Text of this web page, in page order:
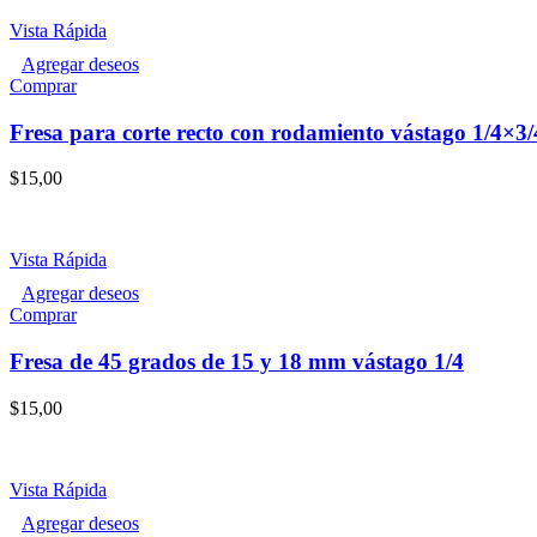
Vista Rápida
Agregar deseos
Comprar
Fresa para corte recto con rodamiento vástago 1/
$15,00
Vista Rápida
Agregar deseos
Comprar
Fresa de 45 grados de 15 y 18 mm vástago 1/4
$15,00
Vista Rápida
Agregar deseos